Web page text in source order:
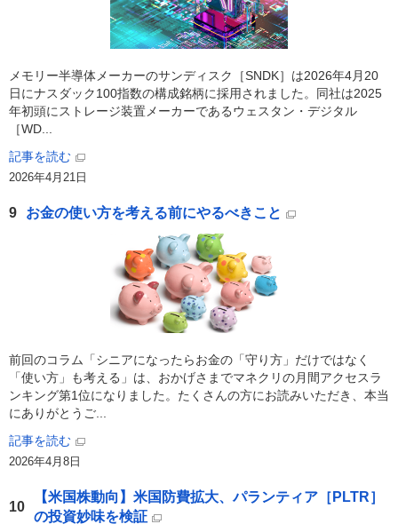
メモリー半導体メーカーのサンディスク［SNDK］は2026年4月20
日にナスダック100指数の構成銘柄に採用されました。同社は2025
年初頭にストレージ装置メーカーであるウェスタン・デジタル
［WD...
記事を読む
2026年4月21日
9 お金の使い方を考える前にやるべきこと
前回のコラム「シニアになったらお金の「守り方」だけではなく
「使い方」も考える」は、おかげさまでマネクリの月間アクセスラ
ンキング第1位になりました。たくさんの方にお読みいただき、本当
にありがとうご...
記事を読む
2026年4月8日
10
【米国株動向】米国防費拡大、パランティア［PLTR］
の投資妙味を検証